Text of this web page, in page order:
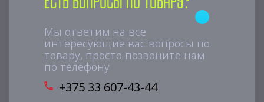
Мы ответим на все
интересующие вас вопросы по
товару, просто позвоните нам
по телефону
+375 33 607-43-44